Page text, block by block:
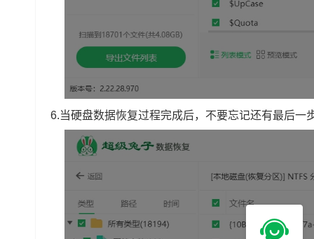
6.当硬盘数据恢复过程完成后，不要忘记还有最后一